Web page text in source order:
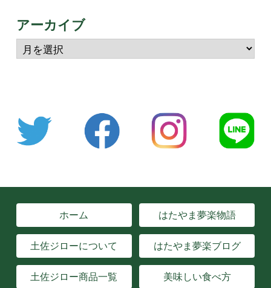
アーカイブ
ホーム はたやま夢楽物語
土佐ジローについて はたやま夢楽ブログ
土佐ジロー商品一覧 美味しい食べ方